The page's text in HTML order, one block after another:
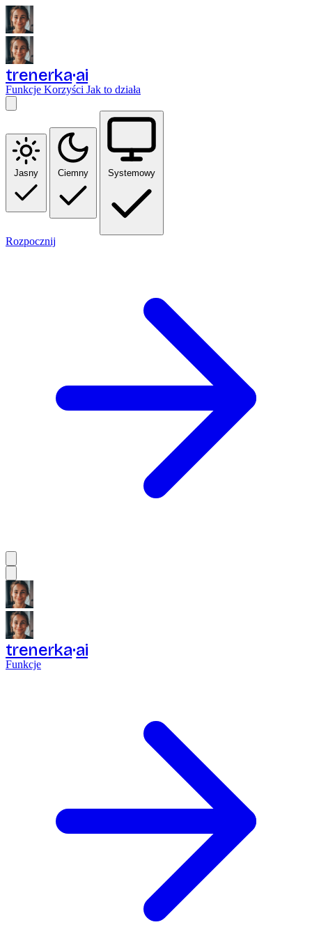
trenerka ai
Funkcje Korzyści Jak to działa
Jasny Ciemny Systemowy
Rozpocznij
trenerka ai
Funkcje